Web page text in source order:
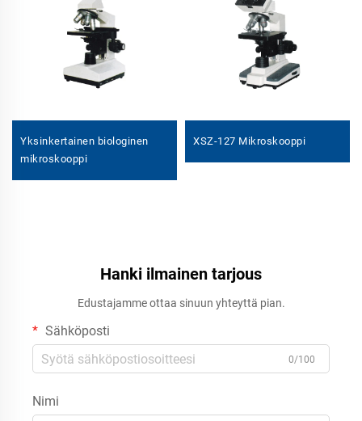
Yksinkertainen biologinen
mikroskooppi
XSZ-127 Mikroskooppi
Hanki ilmainen tarjous
Edustajamme ottaa sinuun yhteyttä pian.
Sähköposti
0/100
Nimi